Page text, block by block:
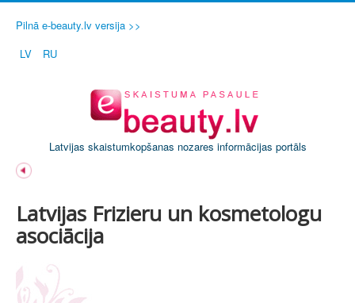
Pilnā e-beauty.lv versija >>
LV
RU
Latvijas skaistumkopšanas nozares informācijas portāls
Latvijas Frizieru un kosmetologu
asociācija